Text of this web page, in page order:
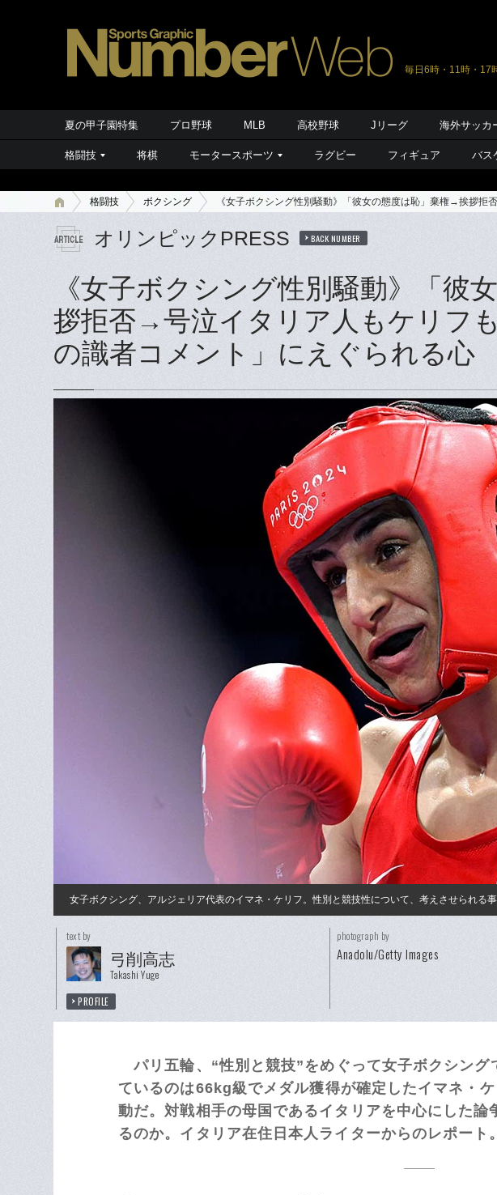
毎日6時・11時・17
夏の甲子園特集 プロ野球 MLB 高校野球 Jリーグ 海外サッカ
格闘技 将棋 モータースポーツ ラグビー フィギュア バス
格闘技 ボクシング 《女子ボクシング性別騒動》「彼女の態度は恥」棄権→挨拶
オリンピックPRESS BACK NUMBER
《女子ボクシング性別騒動》「彼
拶拒否→号泣イタリア人もケリフ
の識者コメント」にえぐられる心
女子ボクシング、アルジェリア代表のイマネ・ケリフ。性別と競技性について、考えさせられる
text by
弓削高志
Takashi Yuge
PROFILE
photograph by
Anadolu/Getty Images
パリ五輪、“性別と競技”をめぐって女子ボクシング
ているのは66kg級でメダル獲得が確定したイマネ・
動だ。対戦相手の母国であるイタリアを中心にした論
るのか。イタリア在住日本人ライターからのレポート。